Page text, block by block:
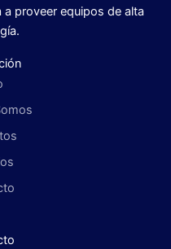
proveer equipos de alta